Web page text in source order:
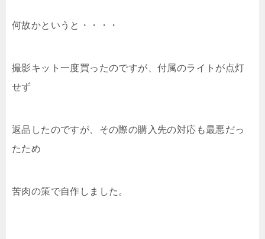
何故かというと・・・・
撮影キット一度買ったのですが、付属のライトが点灯
せず
返品したのですが、その際の購入先の対応も最悪だっ
たため
苦肉の策で自作しました。